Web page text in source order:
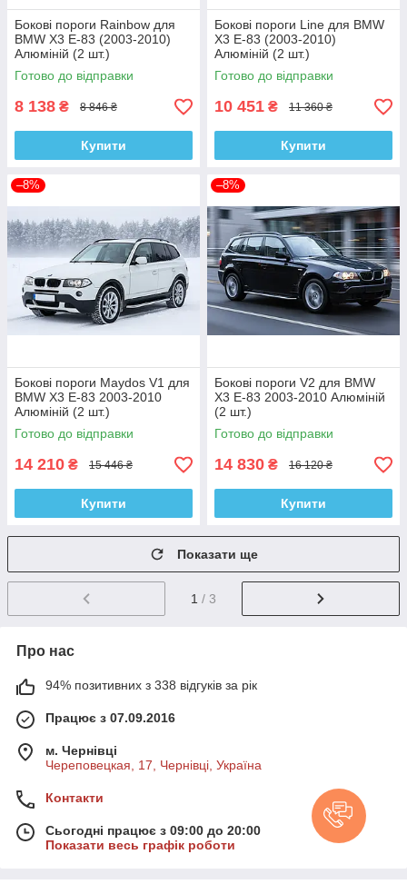
Бокові пороги Rainbow для
BMW X3 E-83 (2003-2010)
Алюміній (2 шт.)
Готово до відправки
8 138 ₴ 8 846 ₴
Купити
Бокові пороги Line для BMW
X3 E-83 (2003-2010)
Алюміній (2 шт.)
Готово до відправки
10 451 ₴ 11 360 ₴
Купити
–8%
Бокові пороги Maydos V1 для
BMW X3 E-83 2003-2010
Алюміній (2 шт.)
Готово до відправки
14 210 ₴ 15 446 ₴
Купити
–8%
Бокові пороги V2 для BMW
X3 E-83 2003-2010 Алюміній
(2 шт.)
Готово до відправки
14 830 ₴ 16 120 ₴
Купити
Показати ще
1 / 3
Про нас
94% позитивних з 338 відгуків за рік
Працює з 07.09.2016
м. Чернівці
Череповецкая, 17, Чернівці, Україна
Контакти
Сьогодні працює з 09:00 до 20:00
Показати весь графік роботи